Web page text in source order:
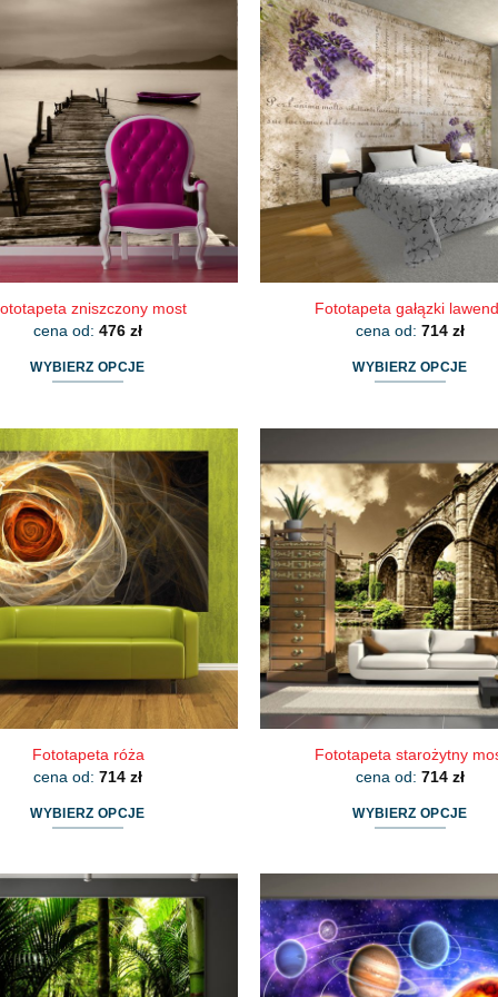
wariantów.
Opcje
można
wybrać
na
stronie
produktu
wiele
wariantów.
Opcje
można
wybrać
na
stronie
produktu
zniszczony most
cena od: 476 zł
WYBIERZ OPCJE
ma
wiele
wariantów.
Opcje
można
wybrać
na
produktu
Fototapeta gałązki
cena od: 714 zł
WYBIERZ OPCJE
wiele
wariantów.
Opcje
można
wybrać
na
stronie
produktu
Fototapeta róża
cena od: 714 zł
WYBIERZ OPCJE
wiele
wariantów.
Opcje
Fototapeta starożytny
cena od: 714 zł
WYBIERZ OPCJE
wiele
wariantów.
Opcje